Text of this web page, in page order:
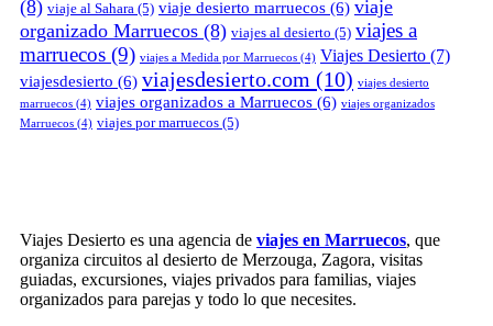
(8) viaje al Sahara (5) viaje desierto marruecos (6) viaje
organizado Marruecos (8) viajes al desierto (5) viajes a
marruecos (9) viajes a Medida por Marruecos (4) Viajes Desierto (7)
viajesdesierto (6) viajesdesierto.com (10) viajes desierto
marruecos (4) viajes organizados a Marruecos (6) viajes organizados
Marruecos (4) viajes por marruecos (5)
Viajes Desierto es una agencia de viajes en Marruecos, que
organiza circuitos al desierto de Merzouga, Zagora, visitas
guiadas, excursiones, viajes privados para familias, viajes
organizados para parejas y todo lo que necesites.